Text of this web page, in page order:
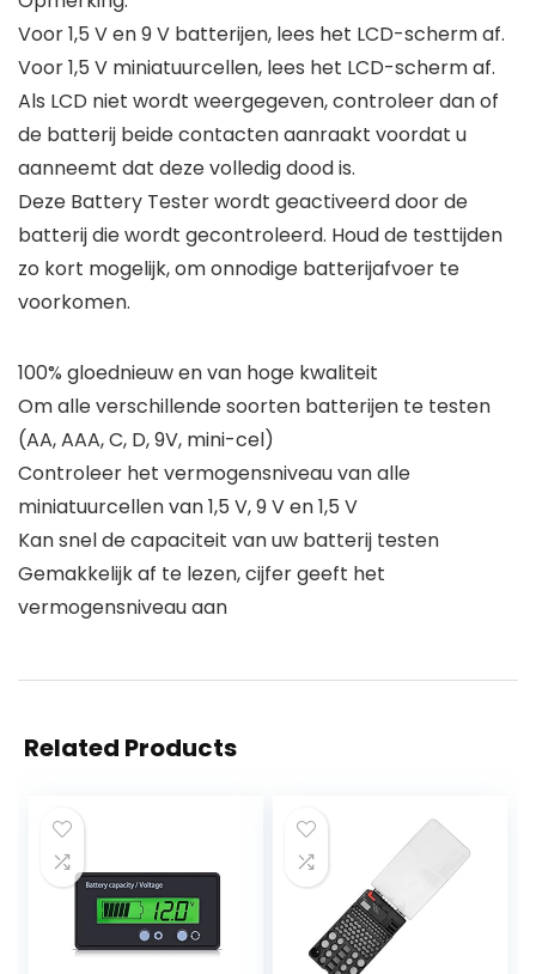
Voor 1,5 V en 9 V batterijen, lees het LCD-scherm af.
Voor 1,5 V miniatuurcellen, lees het LCD-scherm af.
Als LCD niet wordt weergegeven, controleer dan of
de batterij beide contacten aanraakt voordat u
aanneemt dat deze volledig dood is.
Deze Battery Tester wordt geactiveerd door de
batterij die wordt gecontroleerd. Houd de testtijden
zo kort mogelijk, om onnodige batterijafvoer te
voorkomen.
100% gloednieuw en van hoge kwaliteit
Om alle verschillende soorten batterijen te testen
(AA, AAA, C, D, 9V, mini-cel)
Controleer het vermogensniveau van alle
miniatuurcellen van 1,5 V, 9 V en 1,5 V
Kan snel de capaciteit van uw batterij testen
Gemakkelijk af te lezen, cijfer geeft het
vermogensniveau aan
Related Products